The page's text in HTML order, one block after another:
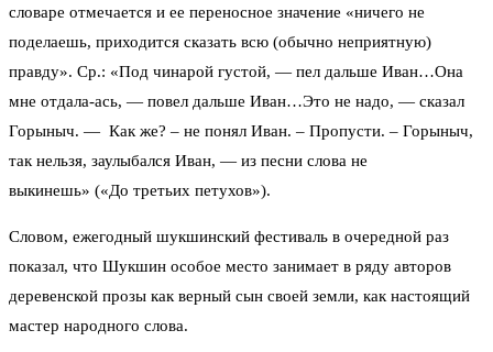
словаре отмечается и ее переносное значение «ничего не
поделаешь, приходится сказать всю (обычно неприятную)
правду». Ср.: «Под чинарой густой, — пел дальше Иван…Она
мне отдала-ась, — повел дальше Иван…Это не надо, — сказал
Горыныч. — Как же? – не понял Иван. – Пропусти. – Горыныч,
так нельзя, заулыбался Иван, — из песни слова не
выкинешь» («До третьих петухов»).
Словом, ежегодный шукшинский фестиваль в очередной раз
показал, что Шукшин особое место занимает в ряду авторов
деревенской прозы как верный сын своей земли, как настоящий
мастер народного слова.